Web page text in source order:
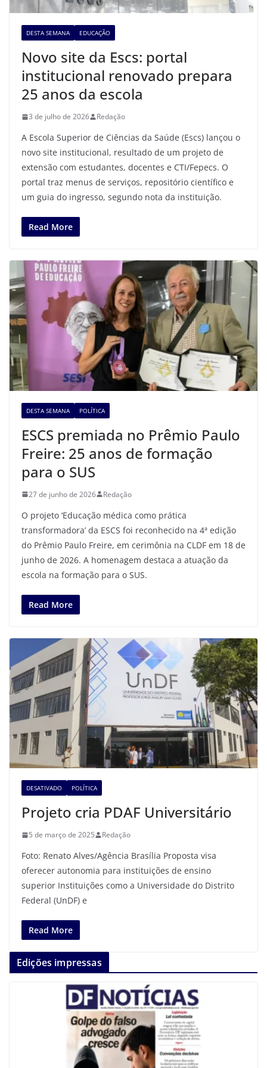
DESTA SEMANA EDUCAÇÃO
Novo site da Escs: portal
institucional renovado prepara
25 anos da escola
3 de julho de 2026 Redação
A Escola Superior de Ciências da Saúde (Escs) lançou o
novo site institucional, resultado de um projeto de
extensão com estudantes, docentes e CTI/Fepecs. O
portal traz menus de serviços, repositório científico e
um guia do ingresso, segundo nota da instituição.
Read More
DESTA SEMANA POLÍTICA
ESCS premiada no Prêmio Paulo
Freire: 25 anos de formação
para o SUS
27 de junho de 2026 Redação
O projeto ‘Educação médica como prática
transformadora’ da ESCS foi reconhecido na 4ª edição
do Prêmio Paulo Freire, em cerimônia na CLDF em 18 de
junho de 2026. A homenagem destaca a atuação da
escola na formação para o SUS.
Read More
DESATIVADO POLÍTICA
Projeto cria PDAF Universitário
5 de março de 2025 Redação
Foto: Renato Alves/Agência Brasília Proposta visa
oferecer autonomia para instituições de ensino
superior Instituições como a Universidade do Distrito
Federal (UnDF) e
Read More
Edições impressas